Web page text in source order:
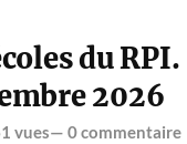
du RPI.
2026
vues— 0 commentaire